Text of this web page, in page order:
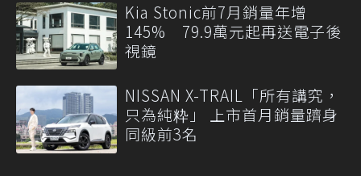
Kia Stonic前7月銷量年增
145% 79.9萬元起再送電子後
視鏡
NISSAN X-TRAIL「所有講究，
只為純粋」 上市首月銷量躋身
同級前3名